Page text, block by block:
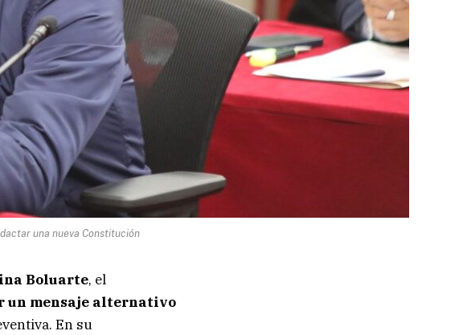
una nueva Constitución
Boluarte, el
un mensaje alternativo
En su